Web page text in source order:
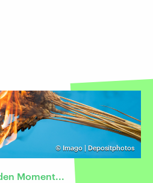
© Imago | Depositphotos
Moment...